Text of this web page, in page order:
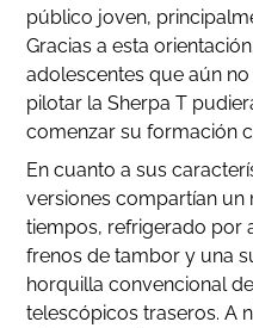
público joven,
Gracias a esta
adolescentes que aún
pilotar la Sherpa T
comenzar su formación
En cuanto a sus
versiones compartían
tiempos, refrigerado por
frenos de tambor y una
horquilla convencional
telescópicos traseros. A